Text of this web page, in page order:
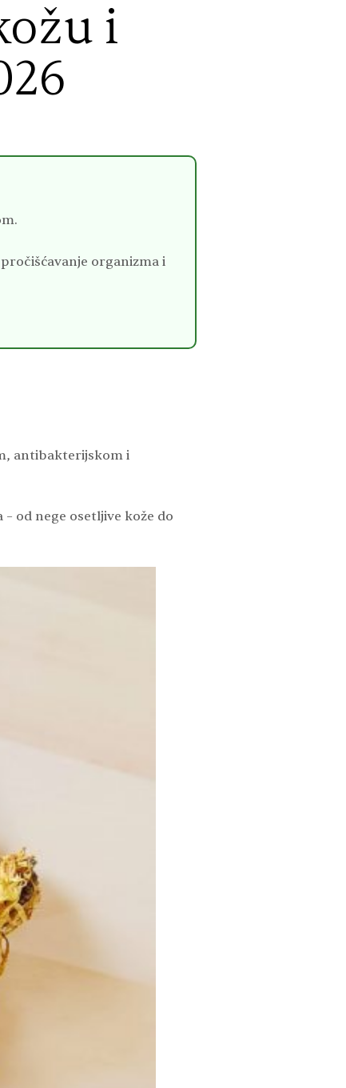
i
organizma i
antibakterijskom i
od nege osetljive kože do